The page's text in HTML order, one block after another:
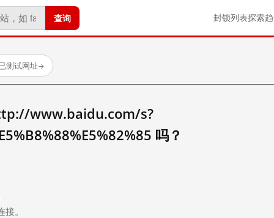
查询 封锁列表探索
测试网址→
www.baidu.com/s?
吗？
。